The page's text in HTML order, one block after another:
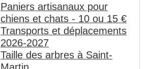
Paniers artisanaux pour
chiens et chats - 10 ou 15 €
Transports et déplacements
2026-2027
Taille des arbres à Saint-